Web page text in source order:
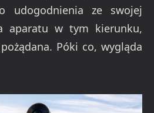
udogodnienia ze swojej
aparatu w tym kierunku,
Póki co, wygląda